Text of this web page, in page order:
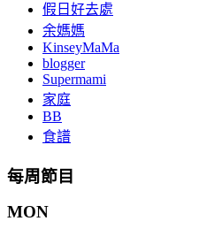
假日好去處
余媽媽
KinseyMaMa
blogger
Supermami
家庭
BB
食譜
每周節目
MON